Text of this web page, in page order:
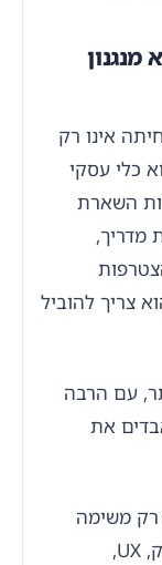
אינו רק
כלי עסקי
השארת
מדריך,
צריך להוביל
עם הרבה
את
רק משימה
עיצובית או טכנית. היא מפגש בין שיווק, UX,